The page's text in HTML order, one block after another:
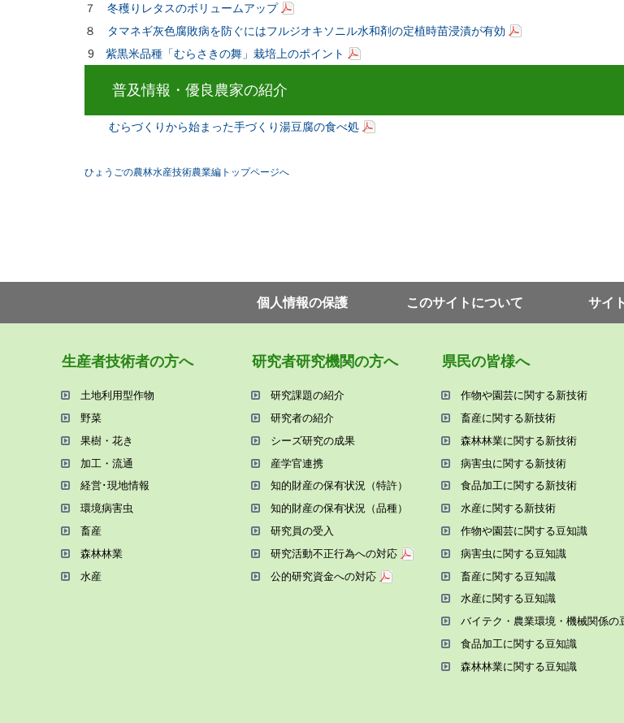
７ 冬穫りレタスのボリュームアップ
８
タマネギ灰色腐敗病を防ぐにはフルジオキソニル水和剤の定植時苗浸漬が有効
9 紫黒米品種「むらさきの舞」栽培上のポイント
普及情報・優良農家の紹介
むらづくりから始まった手づくり湯豆腐の食べ処
ひょうごの農林水産技術農業編トップページへ
個⼈情報の保護 このサイトについて サイ
⽣産者技術者の⽅へ
⼟地利⽤型作物
野菜
果樹・花き
加⼯・流通
経営･現地情報
環境病害⾍
畜産
森林林業
⽔産
研究者研究機関の⽅へ
研究課題の紹介
研究者の紹介
シーズ研究の成果
産学官連携
知的財産の保有状況（特許）
知的財産の保有状況（品種）
研究員の受⼊
研究活動不正⾏為への対応
公的研究資金への対応
県⺠の皆様へ
作物や園芸に関する新技術
畜産に関する新技術
森林林業に関する新技術
病害⾍に関する新技術
⾷品加⼯に関する新技術
⽔産に関する新技術
作物や園芸に関する⾖知識
病害⾍に関する⾖知識
畜産に関する⾖知識
⽔産に関する⾖知識
バイテク・農業環境・機械関係の
⾷品加⼯に関する⾖知識
森林林業に関する⾖知識